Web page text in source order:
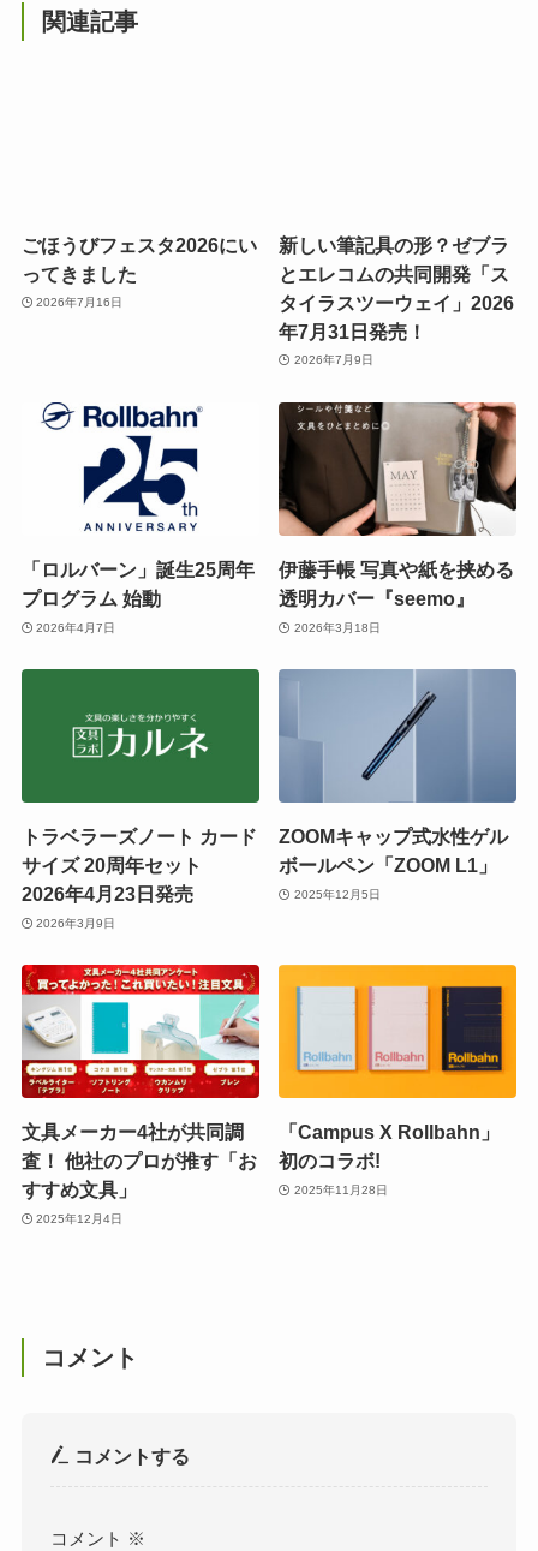
関連記事
ごほうびフェスタ2026にい
ってきました
2026年7月16日
新しい筆記具の形？ゼブラ
とエレコムの共同開発「ス
タイラスツーウェイ」2026
年7月31日発売！
2026年7月9日
「ロルバーン」誕生25周年
プログラム 始動
2026年4月7日
伊藤手帳 写真や紙を挟める
透明カバー『seemo』
2026年3月18日
トラベラーズノート カード
サイズ 20周年セット
2026年4月23日発売
2026年3月9日
ZOOMキャップ式水性ゲル
ボールペン「ZOOM L1」
2025年12月5日
文具メーカー4社が共同調
査！ 他社のプロが推す「お
すすめ文具」
2025年12月4日
「Campus X Rollbahn」
初のコラボ!
2025年11月28日
コメント
コメントする
コメント ※